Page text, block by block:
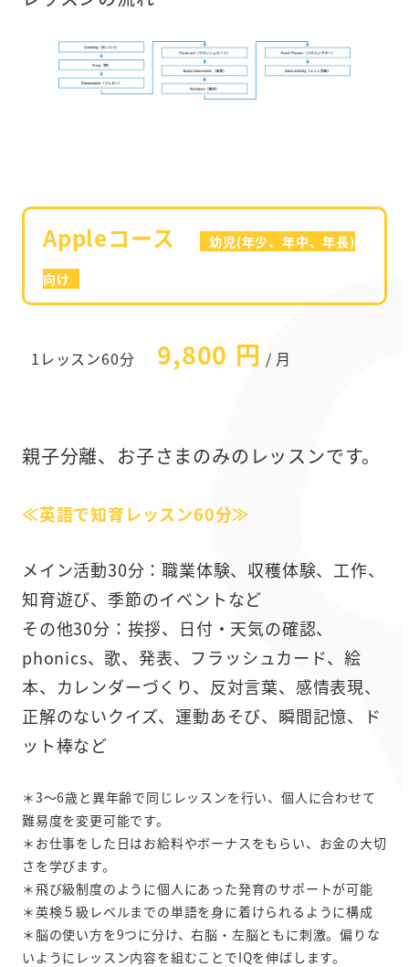
Appleコース 幼児(年少、年中、年長)
向け
1レッスン60分 9,800 円 / 月
親子分離、お子さまのみのレッスンです。
≪英語で知育レッスン60分≫
メイン活動30分：職業体験、収穫体験、工作、
知育遊び、季節のイベントなど
その他30分：挨拶、日付・天気の確認、
phonics、歌、発表、フラッシュカード、絵
本、カレンダーづくり、反対言葉、感情表現、
正解のないクイズ、運動あそび、瞬間記憶、ド
ット棒など
＊3～6歳と異年齢で同じレッスンを行い、個人に合わせて
難易度を変更可能です。
＊お仕事をした日はお給料やボーナスをもらい、お金の大切
さを学びます。
＊飛び級制度のように個人にあった発育のサポートが可能
＊英検５級レベルまでの単語を身に着けられるように構成
＊脳の使い方を9つに分け、右脳・左脳ともに刺激。偏りな
いようにレッスン内容を組むことでIQを伸ばします。